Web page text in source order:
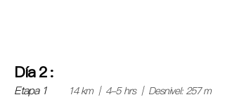
Día2:
Etapa 1 14 km | 4-5 hrs | Desnivel: 257 m